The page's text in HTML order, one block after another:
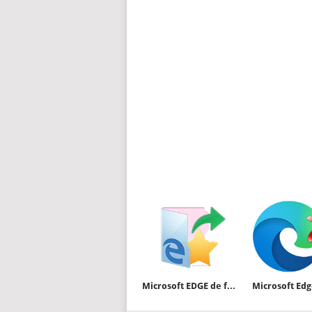
Microsoft EDGE de favorileri dışa aktaralım